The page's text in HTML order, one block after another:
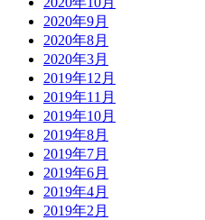
2020年9月
2020年8月
2020年3月
2019年12月
2019年11月
2019年10月
2019年8月
2019年7月
2019年6月
2019年4月
2019年2月